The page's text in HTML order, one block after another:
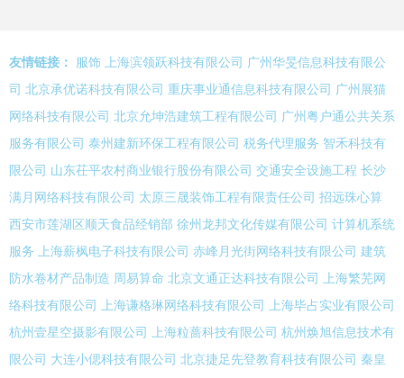
友情链接： 服饰 上海滨领跃科技有限公司 广州华旻信息科技有限公
司 北京承优诺科技有限公司 重庆事业通信息科技有限公司 广州展猫
网络科技有限公司 北京允坤浩建筑工程有限公司 广州粤户通公共关系
服务有限公司 泰州建新环保工程有限公司 税务代理服务 智禾科技有
限公司 山东茌平农村商业银行股份有限公司 交通安全设施工程 长沙
满月网络科技有限公司 太原三晟装饰工程有限责任公司 招远珠心算
西安市莲湖区顺天食品经销部 徐州龙邦文化传媒有限公司 计算机系统
服务
上海薪枫电子科技有限公司 赤峰月光街网络科技有限公司 建筑
防水卷材产品制造 周易算命 北京文通正达科技有限公司
上海繁芜网
络科技有限公司
上海谦格琳网络科技有限公司
上海毕占实业有限公司
杭州壹星空摄影有限公司
上海粒蔷科技有限公司 杭州焕旭信息技术有
限公司 大连小偲科技有限公司 北京捷足先登教育科技有限公司 秦皇